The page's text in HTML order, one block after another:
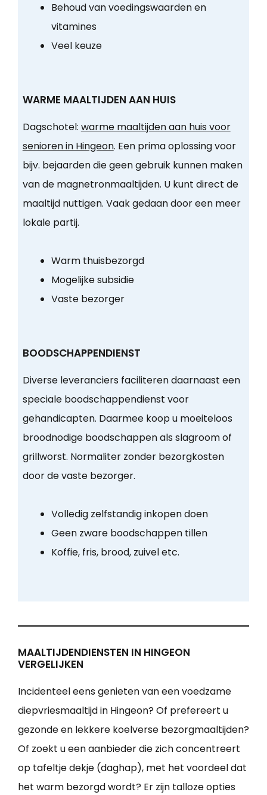
Behoud van voedingswaarden en
vitamines
Veel keuze
WARME MAALTIJDEN AAN HUIS
Dagschotel: warme maaltijden aan huis voor
senioren in Hingeon. Een prima oplossing voor
bijv. bejaarden die geen gebruik kunnen maken
van de magnetronmaaltijden. U kunt direct de
maaltijd nuttigen. Vaak gedaan door een meer
lokale partij.
Warm thuisbezorgd
Mogelijke subsidie
Vaste bezorger
BOODSCHAPPENDIENST
Diverse leveranciers faciliteren daarnaast een
speciale boodschappendienst voor
gehandicapten. Daarmee koop u moeiteloos
broodnodige boodschappen als slagroom of
grillworst. Normaliter zonder bezorgkosten
door de vaste bezorger.
Volledig zelfstandig inkopen doen
Geen zware boodschappen tillen
Koffie, fris, brood, zuivel etc.
MAALTIJDENDIENSTEN IN HINGEON
VERGELIJKEN
Incidenteel eens genieten van een voedzame
diepvriesmaaltijd in Hingeon? Of prefereert u
gezonde en lekkere koelverse bezorgmaaltijden?
Of zoekt u een aanbieder die zich concentreert
op tafeltje dekje (daghap), met het voordeel dat
het warm bezorgd wordt? Er zijn talloze opties